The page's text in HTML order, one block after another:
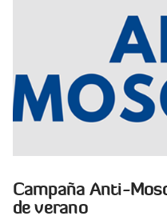
Campaña Anti-
de verano